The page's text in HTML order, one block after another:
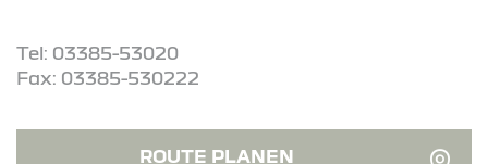
Tel: 03385-53020
Fax: 03385-530222
ROUTE PLANEN